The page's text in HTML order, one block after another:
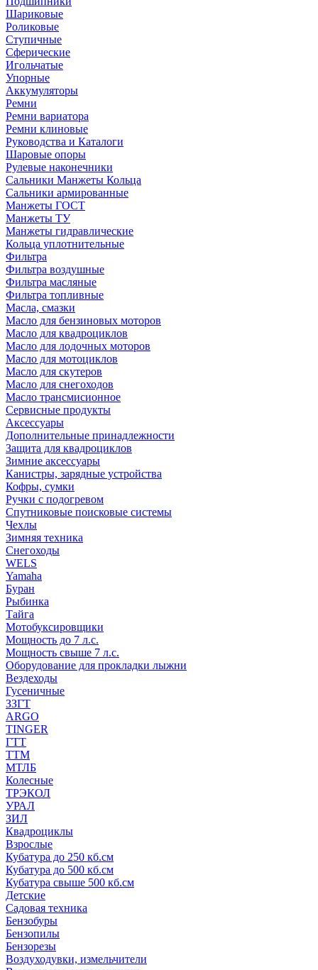
Шариковые
Роликовые
Ступичные
Сферические
Игольчатые
Упорные
Аккумуляторы
Ремни
Ремни вариатора
Ремни клиновые
Руководства и Каталоги
Шаровые опоры
Рулевые наконечники
Сальники Манжеты Кольца
Сальники армированные
Манжеты ГОСТ
Манжеты ТУ
Манжеты гидравлические
Кольца уплотнительные
Фильтра
Фильтра воздушные
Фильтра масляные
Фильтра топливные
Масла, смазки
Масло для бензиновых моторов
Масло для квадроциклов
Масло для лодочных моторов
Масло для мотоциклов
Масло для скутеров
Масло для снегоходов
Масло трансмисионное
Сервисные продукты
Аксессуары
Дополнительные принадлежности
Защита для квадроциклов
Зимние аксессуары
Канистры, зарядные устройства
Кофры, сумки
Ручки с подогревом
Спутниковые поисковые системы
Чехлы
Зимняя техника
Снегоходы
WELS
Yamaha
Буран
Рыбинка
Тайга
Мотобуксировщики
Мощность до 7 л.с.
Мощность свыше 7 л.с.
Оборудование для прокладки лыжни
Вездеходы
Гусеничные
ЗЗГТ
ARGO
TINGER
ГТТ
ТТМ
МТЛБ
Колесные
ТРЭКОЛ
УРАЛ
ЗИЛ
Квадроциклы
Взрослые
Кубатура до 250 кб.см
Кубатура до 500 кб.см
Кубатура свыше 500 кб.см
Детские
Садовая техника
Бензобуры
Бензопилы
Бензорезы
Воздуходувки, измельчители